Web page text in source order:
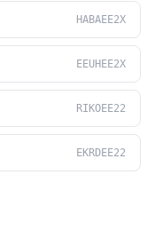
HABAEE2X
EEUHEE2X
RIKOEE22
EKRDEE22